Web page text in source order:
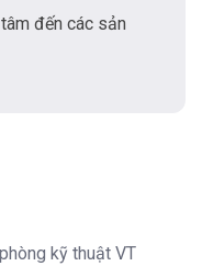
đến các sản
kỹ thuật VT